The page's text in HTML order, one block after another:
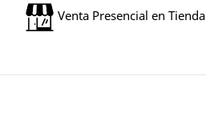
Venta Presencial en Tienda